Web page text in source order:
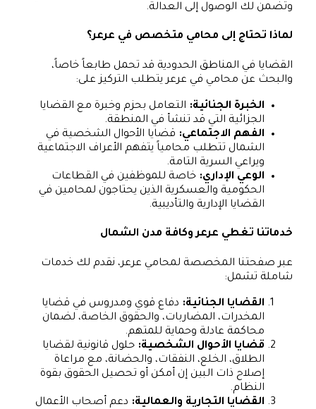
وتضمن لك الوصول إلى العدالة.
لماذا تحتاج إلى محامي متخصص في عرعر؟
القضايا في المناطق الحدودية قد تحمل طابعاً خاصاً،
والبحث عن محامي في عرعر يتطلب التركيز على:
الخبرة الجنائية: التعامل بحزم وخبرة مع القضايا
الجزائية التي قد تنشأ في المنطقة.
الفهم الاجتماعي: قضايا الأحوال الشخصية في
الشمال تتطلب محامياً يتفهم الأعراف الاجتماعية
ويراعي السرية التامة.
الوعي الإداري: خاصة للموظفين في القطاعات
الحكومية والعسكرية الذين يحتاجون لمحامين في
القضايا الإدارية والتأديبية.
خدماتنا تغطي عرعر وكافة مدن الشمال
عبر صفحتنا المخصصة لمحامي عرعر، نقدم لك خدمات
شاملة تشمل:
القضايا الجنائية: دفاع قوي ومدروس في قضايا
المخدرات، المضاربات، والحقوق الخاصة، لضمان
محاكمة عادلة وحماية للمتهم.
قضايا الأحوال الشخصية: حلول قانونية لقضايا
الطلاق، الخلع، النفقات، والحضانة، مع مراعاة
إصلاح ذات البين إن أمكن أو تحصيل الحقوق بقوة
النظام.
القضايا التجارية والعمالية: دعم أصحاب الأعمال